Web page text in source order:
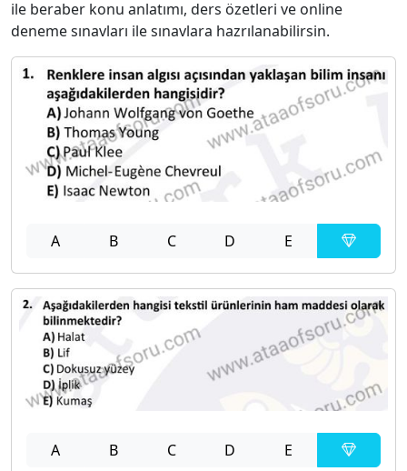
ile beraber konu anlatımı, ders özetleri ve online
deneme sınavları ile sınavlara hazrılanabilirsin.
A B C D E
A B C D E